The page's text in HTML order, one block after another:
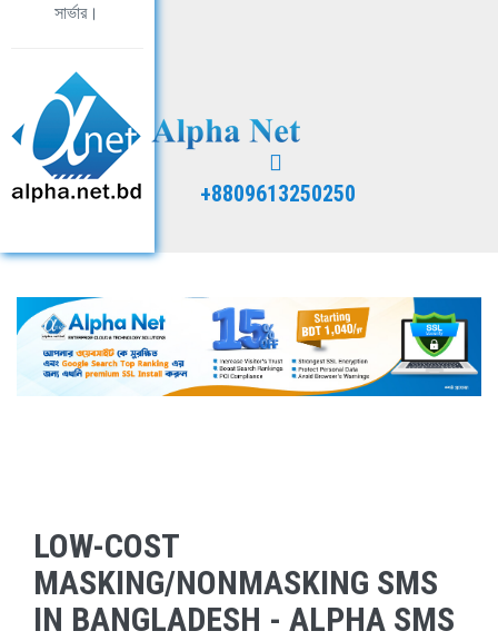
সার্ভার।
+8809613250250
LOW-COST
MASKING/NONMASKING SMS
IN BANGLADESH - ALPHA SMS